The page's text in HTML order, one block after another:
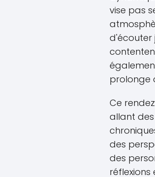
vise pas
d'écouter
prolonge
Ce
allant
des
des
réflexions